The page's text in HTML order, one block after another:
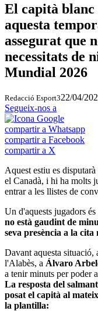
El capità blanc
aquesta
assegurat que
necessitats de
Mundial 2026
Redacció Esport322/04/
Segueix-nos a
compartir a Whatsapp
compartir a Facebook
compartir a X
Aquest estiu es disputarà
el Canadà, i hi ha molts
entrar a les llistes de
Un d'aquests jugadors és
no està gaudint de
seva presència a la
Davant aquesta situació,
l'Alabès, a Álvaro
a tenir minuts per poder
La resposta del
posat el capità al
la plantilla: